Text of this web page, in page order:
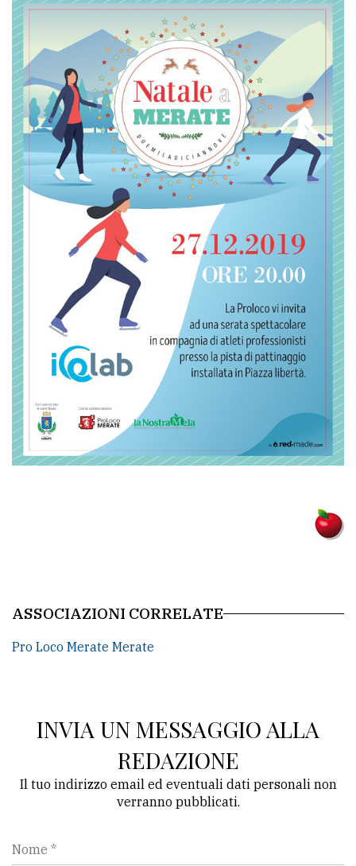
LE
ALTRE
TESTATE
PRIVACY
Privacy
policy
Cookie
policy
ASSOCIAZIONI CORRELATE
Pro Loco Merate Merate
INVIA UN MESSAGGIO ALLA
REDAZIONE
Il tuo indirizzo email ed eventuali dati personali non
verranno pubblicati.
Nome *